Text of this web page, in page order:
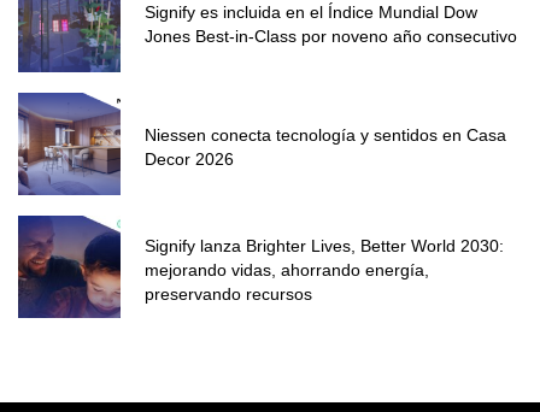
Signify es incluida en el Índice Mundial Dow
Jones Best-in-Class por noveno año consecutivo
Niessen conecta tecnología y sentidos en Casa
Decor 2026
Signify lanza Brighter Lives, Better World 2030:
mejorando vidas, ahorrando energía,
preservando recursos